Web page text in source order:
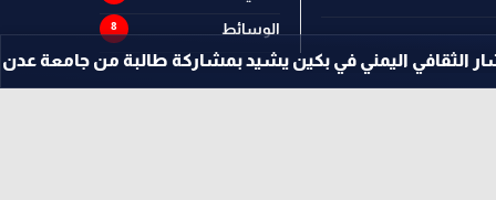
في بكين يشيد بمشاركة طالبة من جامعة عدن في مسابقة
الوسائط